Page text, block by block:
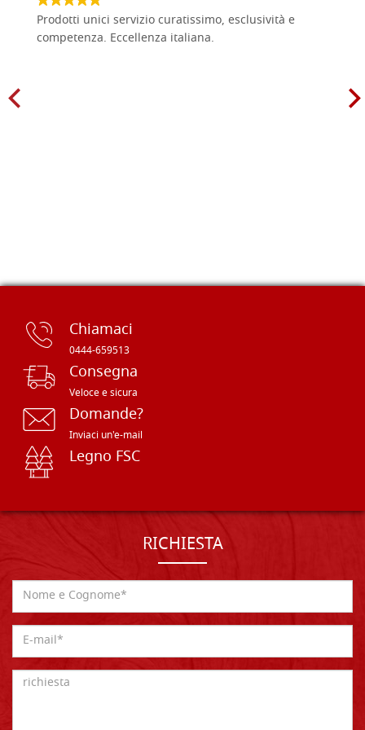
Prodotti unici servizio curatissimo, esclusività e
competenza. Eccellenza italiana.
Chiamaci
0444-659513
Consegna
Veloce e sicura
Domande?
Inviaci un'e-mail
Legno FSC
RICHIESTA